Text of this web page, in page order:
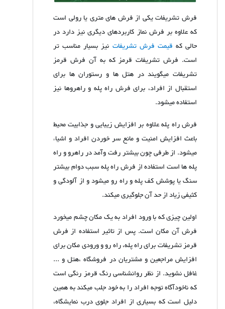
فرش تشریفات یکی از فرش های متری یا رولی است
که علاوه بر فرش نماز کاربردهای دیگری نیز دارد در
حالی که قیمت فرش تشریفات نیز بسیار مناسب تر
است. فرش تشریفات قرمز که به آن فرش قرمز
تشریفات میگویند در هتل ها و رستوران ها برای
استقبال از افراد، برای فرش راه پله و راهروها نیز
استفاده میشود.
فرش راه پله علاوه بر افزایش زیبایی و جذابیت محیط
باعث افزایش امنیت و مانع سر خوردن افراد و اشیاء
میشود. از طرفی چون بیشتر رفت وآمد در راهرو و راه
پله ها است استفاده از فرش راه پله سبب دوام بیشتر
سنگ یا پوشش کف پله و راه رو میشود و از آلودگی و
کثیفی زیاد از حد آن جلوگیری میکند.
اولین چیزی که با ورود افراد به یک مکان چشم میخورد
فرش آن مکان است. پس از تاثیر استفاده از فرش
قرمز تشریفات برای راه پله، راه رو و ورودی مکان برای
افزایش مراجعین و مشتریان در فروشگاه ،هتل و ...
غافل نشوید. از نظر روانشناسی رنگ قرمز رنگی است
که ناخودآگاه توجه افراد را به خود جلب میکند به همین
دلیل است که بسیاری از افراد جلوی درب نمایشگاه،